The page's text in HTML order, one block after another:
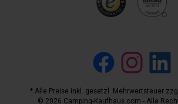
Facebook Instagram LinkedIn
* Alle Preise inkl. gesetzl. Mehrwertsteuer
© 2026 Camping-Kaufhaus.com - Alle